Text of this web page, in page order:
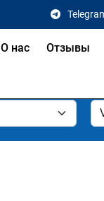
О нас Отзывы